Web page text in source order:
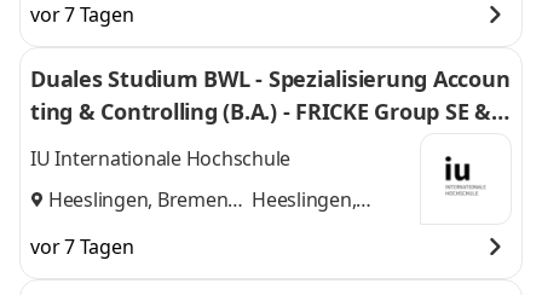
vor 7 Tagen
Duales Studium BWL - Spezialisierung Accoun
ting & Controlling (B.A.) - FRICKE Group SE & C
o. KG
IU Internationale Hochschule
Heeslingen, Bremen
Heeslingen,
vor 7 Tagen